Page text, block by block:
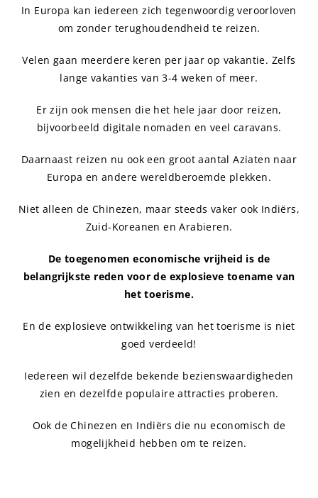
In Europa kan iedereen zich tegenwoordig veroorloven
om zonder terughoudendheid te reizen.
Velen gaan meerdere keren per jaar op vakantie. Zelfs
lange vakanties van 3-4 weken of meer.
Er zijn ook mensen die het hele jaar door reizen,
bijvoorbeeld digitale nomaden en veel caravans.
Daarnaast reizen nu ook een groot aantal Aziaten naar
Europa en andere wereldberoemde plekken.
Niet alleen de Chinezen, maar steeds vaker ook Indiërs,
Zuid-Koreanen en Arabieren.
De toegenomen economische vrijheid is de
belangrijkste reden voor de explosieve toename van
het toerisme.
En de explosieve ontwikkeling van het toerisme is niet
goed verdeeld!
Iedereen wil dezelfde bekende bezienswaardigheden
zien en dezelfde populaire attracties proberen.
Ook de Chinezen en Indiërs die nu economisch de
mogelijkheid hebben om te reizen.